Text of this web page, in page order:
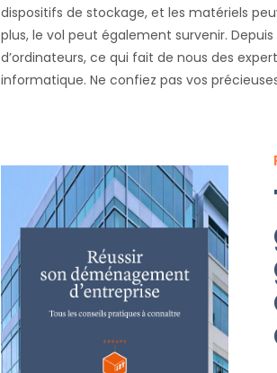
dispositifs de stockage, et les matériels
plus, le vol peut également survenir.
d’ordinateurs, ce qui fait de nous des
informatique. Ne confiez pas vos